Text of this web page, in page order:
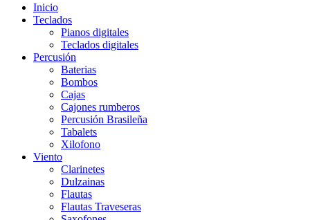
Inicio
Teclados
Pianos digitales
Teclados digitales
Percusión
Baterias
Bombos
Cajas
Cajones rumberos
Percusión Brasileña
Tabalets
Xilofono
Viento
Clarinetes
Dulzainas
Flautas
Flautas Traveseras